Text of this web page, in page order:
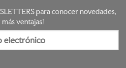
para conocer novedades,
ventajas!